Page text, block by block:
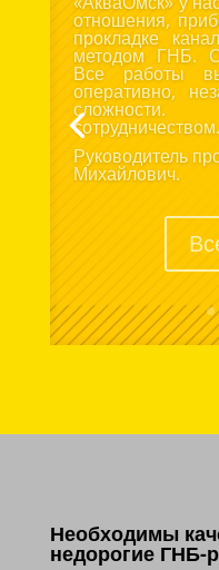
Выражаю
организацию и
трубопровода
то, что
весной,
провели все
претензии к
такой
Рекомендую
Необходимы
недорогие ГНБ-